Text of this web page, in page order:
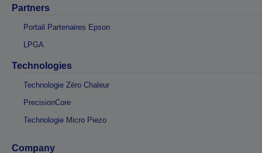
Partners
Portail Partenaires Epson
LPGA
Technologies
Technologie Zéro Chaleur
PrecisionCore
Technologie Micro Piezo
Company